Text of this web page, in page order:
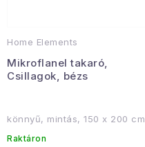
Home Elements
Mikroflanel takaró,
Csillagok, bézs
könnyű, mintás, 150 x 200 cm
Raktáron